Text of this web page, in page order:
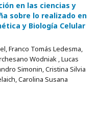
en las ciencias y
sobre lo realizado en
y Biología Celular
Franco Tomás Ledesma,
Wodniak , Lucas
Simonin, Cristina Silvia
Carolina Susana